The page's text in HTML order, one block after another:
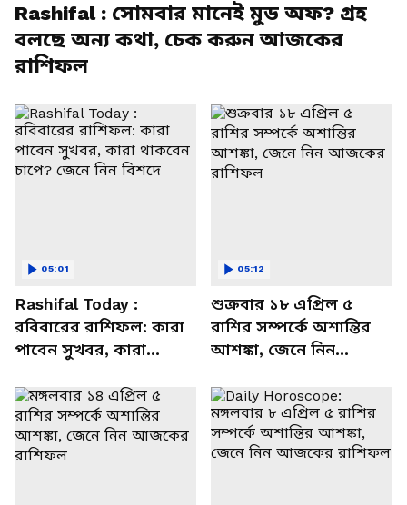
Rashifal : সোমবার মানেই মুড অফ? গ্রহ
বলছে অন্য কথা, চেক করুন আজকের
রাশিফল
Rashifal Today :
রবিবারের রাশিফল: কারা
পাবেন সুখবর, কারা
বিশদে
05:01
শুক্রবার ১৮ এপ্রিল ৫
রাশির সম্পর্কে অশান্তির
আশঙ্কা, জেনে নিন
05:12